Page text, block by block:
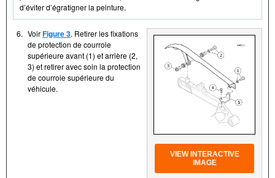
d’éviter d’égratigner la peinture.
6. VoirFigure 3. Retirer les fixations
de protection de courroie
supérieure avant (1) et arrière (2,
3) et retirer avec soin la protection
de courroie supérieure du
véhicule.
VIEW INTERACTIVE
IMAGE